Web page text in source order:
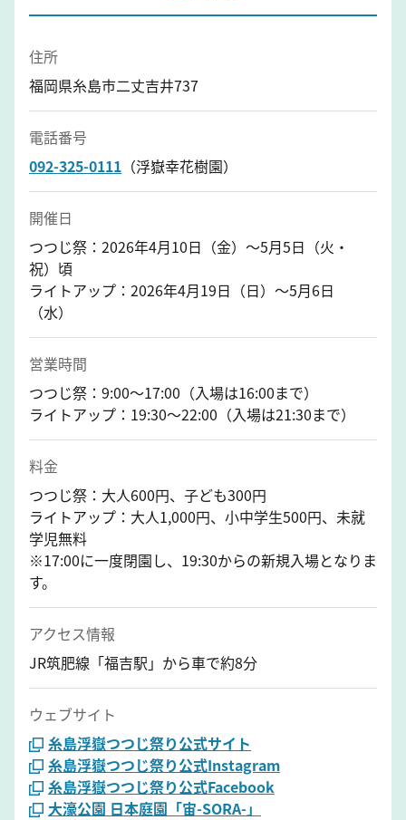
住所
福岡県糸島市二丈吉井737
電話番号
092-325-0111 （浮嶽幸花樹園）
開催日
つつじ祭：2026年4月10日（金）～5月5日（火・
祝）頃
ライトアップ：2026年4月19日（日）～5月6日
（水）
営業時間
つつじ祭：9:00～17:00（入場は16:00まで）
ライトアップ：19:30～22:00（入場は21:30まで）
料金
つつじ祭：大人600円、子ども300円
ライトアップ：大人1,000円、小中学生500円、未就
学児無料
※17:00に一度閉園し、19:30からの新規入場となりま
す。
アクセス情報
JR筑肥線「福吉駅」から車で約8分
ウェブサイト
糸島浮嶽つつじ祭り公式サイト
糸島浮嶽つつじ祭り公式Instagram
糸島浮嶽つつじ祭り公式Facebook
大濠公園 日本庭園「宙-SORA-」